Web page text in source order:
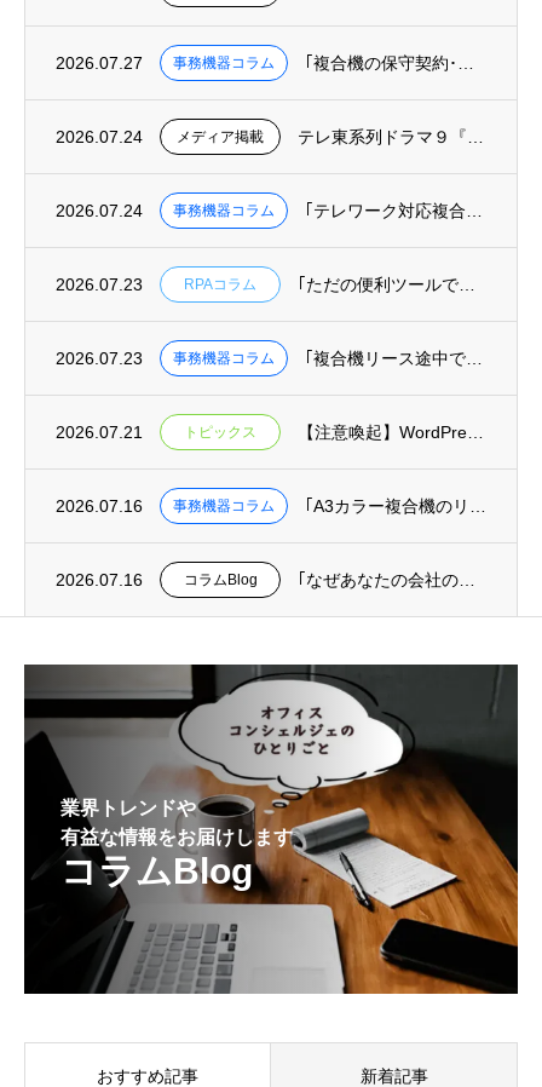
2026.07.27 事務機器コラム
2026.07.24 メディア掲載
2026.07.24 事務機器コラム
2026.07.23 RPAコラム
2026.07.23 事務機器コラム
2026.07.21 トピックス
2026.07.16 事務機器コラム
2026.07.16 コラムBlog
業界トレンドや
有益な情報をお届けします
コラムBlog
おすすめ記事 新着記事